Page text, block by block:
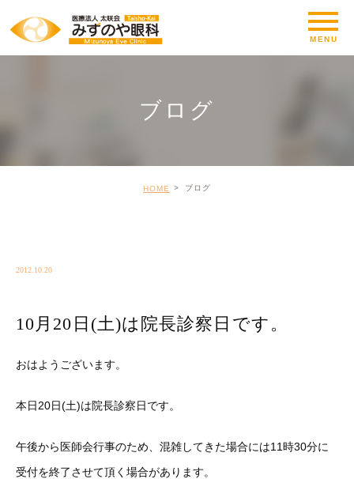
ブログ
HOME ブログ
2012.10.20
10月20日(土)は院長診察日です。
おはようございます。
本日20日(土)は院長診察日です。
午後から医師会行事のため、混雑してきた場合には11時30分に
受付を終了させて頂く場合があります。